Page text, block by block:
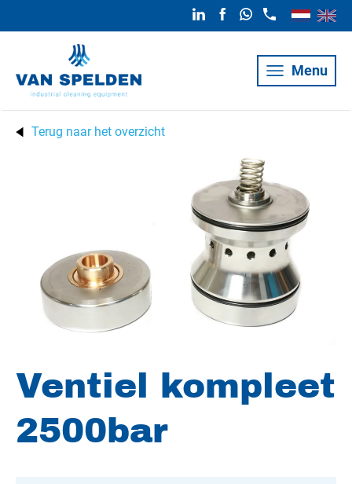
Menu
Terug naar het overzicht
Ventiel kompleet
2500bar